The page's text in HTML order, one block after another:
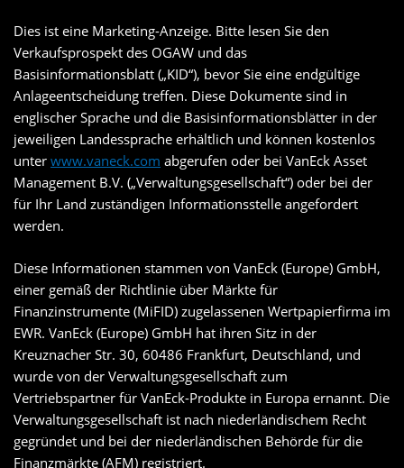
Dies ist eine Marketing-Anzeige. Bitte lesen Sie den
Verkaufsprospekt des OGAW und das
Basisinformationsblatt („KID“), bevor Sie eine endgültige
Anlageentscheidung treffen. Diese Dokumente sind in
englischer Sprache und die Basisinformationsblätter in der
jeweiligen Landessprache erhältlich und können kostenlos
unter www.vaneck.com abgerufen oder bei VanEck Asset
Management B.V. („Verwaltungsgesellschaft“) oder bei der
für Ihr Land zuständigen Informationsstelle angefordert
werden.
Diese Informationen stammen von VanEck (Europe) GmbH,
einer gemäß der Richtlinie über Märkte für
Finanzinstrumente (MiFID) zugelassenen Wertpapierfirma im
EWR. VanEck (Europe) GmbH hat ihren Sitz in der
Kreuznacher Str. 30, 60486 Frankfurt, Deutschland, und
wurde von der Verwaltungsgesellschaft zum
Vertriebspartner für VanEck-Produkte in Europa ernannt. Die
Verwaltungsgesellschaft ist nach niederländischem Recht
gegründet und bei der niederländischen Behörde für die
Finanzmärkte (AFM) registriert.